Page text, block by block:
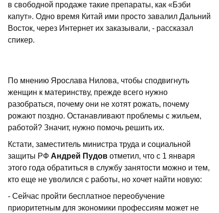
в свободной продаже такие препараты, как «Бэби
капут». Одно время Китай ими просто завалил Дальний
Восток, через Интернет их заказывали, - рассказал
спикер.
По мнению Ярослава Нилова, чтобы сподвигнуть
женщин к материнству, прежде всего нужно
разобраться, почему они не хотят рожать, почему
рожают поздно. Останавливают проблемы с жильем,
работой? Значит, нужно помочь решить их.
Кстати, заместитель министра труда и социальной
защиты РФ Андрей Пудов отметил, что с 1 января
этого года обратиться в службу занятости можно и тем,
кто еще не уволился с работы, но хочет найти новую:
- Сейчас пройти бесплатное переобучение
приоритетным для экономики профессиям может не